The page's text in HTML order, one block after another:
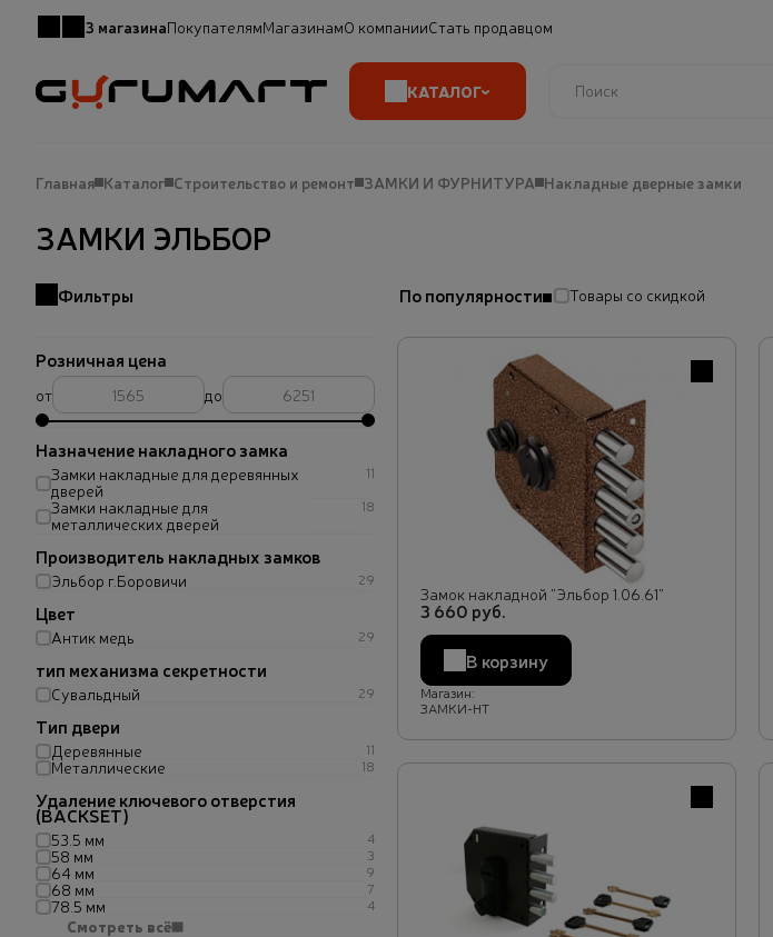
3 магазинаПокупателямМагазинамО компанииСтать продавцом
КАТАЛОГ
Главная Каталог Строительство и ремонт ЗАМКИ И ФУРНИТУРА Накладные дверные замки
ЗАМКИ ЭЛЬБОР
Фильтры
Розничная цена
от до
Назначение накладного замка
Замки накладные для деревянных
дверей
11
Замки накладные для
металлических дверей
18
Производитель накладных замков
Эльбор г.Боровичи 29
Цвет
Антик медь 29
тип механизма секретности
Сувальдный 29
Тип двери
Деревянные 11
Металлические 18
Удаление ключевого отверстия
(BACKSET)
53.5 мм 4
58 мм 3
64 мм 9
68 мм 7
78.5 мм 4
Смотреть всё
По популярности Товары со скидкой
В избранное
Замок накладной "Эльбор 1.06.61"
3 660 руб.
В корзину
Магазин:
ЗАМКИ-НТ
В избранное